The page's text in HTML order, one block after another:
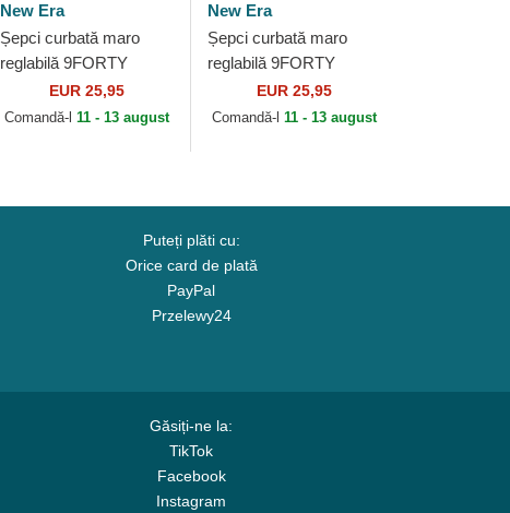
New Era
Șepci curbată maro
reglabilă 9FORTY
League Essential de
New York Yankees
EUR 25,95
Comandă-l 11 - 13 august
New Era
Șepci curbată maro
reglabilă 9FORTY
Outline de New York
Yankees MLB de New
EUR 25,95
Comandă-l11 - 13 august
Puteți plăti cu:
Orice card de plată
PayPal
Przelewy24
Găsiți-ne la:
TikTok
Facebook
Instagram